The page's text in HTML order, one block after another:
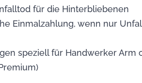
für die Hinterbliebenen
Einmalzahlung, wenn nur
speziell für Handwerker Arm